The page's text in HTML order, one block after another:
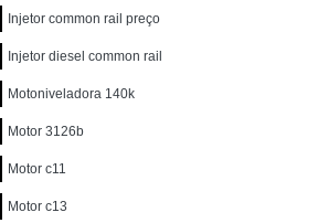
Injetor common rail preço
Injetor diesel common rail
Motoniveladora 140k
Motor 3126b
Motor c11
Motor c13